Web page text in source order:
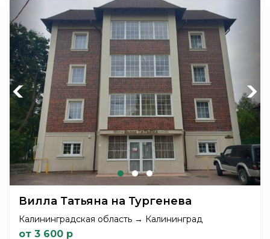
Previous Next
Вилла Татьяна на Тургенева
Калининградская область → Калининград
от 3 600 р